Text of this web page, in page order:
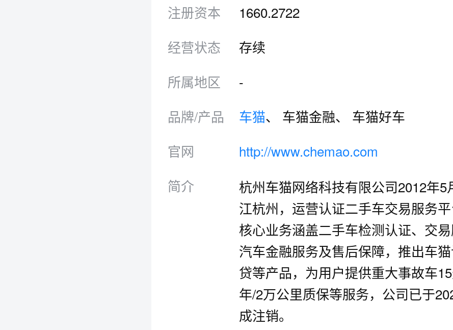
注册资本
1660.2722
经营状态
存续
所属地区
-
品牌/产品
车猫、 车猫金融、 车猫好车
官网
http://www.chemao.com
简介
杭州车猫网络科技有限公司2012年5
江杭州，运营认证二手车交易服务平
核心业务涵盖二手车检测认证、交易
汽车金融服务及售后保障，推出车
贷等产品，为用户提供重大事故车
年/2万公里质保等服务，公司已于
成注销。